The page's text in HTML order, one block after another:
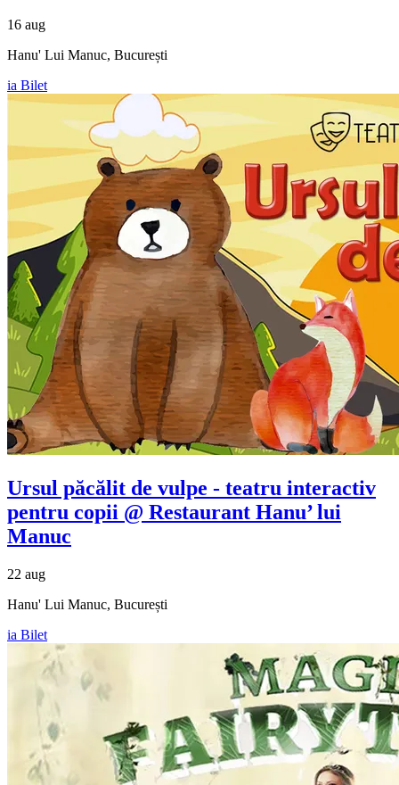
16 aug
Hanu' Lui Manuc, București
ia Bilet
Ursul păcălit de vulpe - teatru interactiv
pentru copii @ Restaurant Hanu’ lui
Manuc
22 aug
Hanu' Lui Manuc, București
ia Bilet